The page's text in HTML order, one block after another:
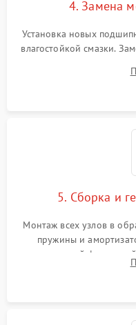
4. Замена
Установка новых
влагостойкой смазки.
или
5. Сборка и
Монтаж всех узлов в
пружины и
надежной
герметиком для